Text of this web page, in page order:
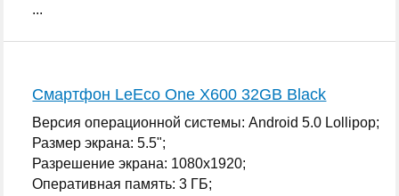
...
Смартфон LeEco One X600 32GB Black
Версия операционной системы: Android 5.0 Lollipop;
Размер экрана: 5.5";
Разрешение экрана: 1080x1920;
Оперативная память: 3 ГБ;